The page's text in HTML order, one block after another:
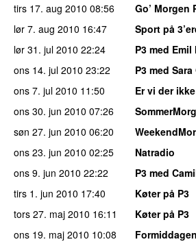
tirs 17. aug 2010 08:56
Go’ Morgen
lør 7. aug 2010 16:47
Sport på
lør 31. jul 2010 22:24
P3 med
ons 14. jul 2010 23:22
P3 med
ons 7. jul 2010 11:50
Er vi der
ons 30. jun 2010 07:26
søn 27. jun 2010 06:20
ons 23. jun 2010 02:25
Natradio
ons 9. jun 2010 22:22
P3 med
tirs 1. jun 2010 17:40
Køter på P3
tors 27. maj 2010 16:11
Køter på P3
ons 19. maj 2010 10:08